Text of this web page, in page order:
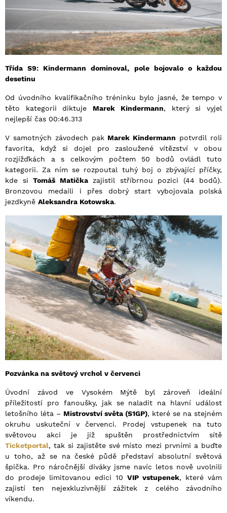
Třída S9: Kindermann dominoval, pole bojovalo o každou
desetinu
Od úvodního kvalifikačního tréninku bylo jasné, že tempo v
těto kategorii diktuje Marek Kindermann, který si vyjel
nejlepší čas 00:46.313
V samotných závodech pak Marek Kindermann potvrdil roli
favorita, když si dojel pro zasloužené vítězství v obou
rozjížďkách a s celkovým počtem 50 bodů ovládl tuto
kategorii. Za ním se rozpoutal tuhý boj o zbývající příčky,
kde si Tomáš Matičkazajistil stříbrnou pozici (44 bodů).
Bronzovou medaili i přes dobrý start vybojovala polská
jezdkyně Aleksandra Kotowska.
Pozvánka na světový vrchol v červenci
Úvodní závod ve Vysokém Mýtě byl zároveň ideální
příležitostí pro fanoušky, jak se naladit na hlavní událost
letošního léta – Mistrovství světa (S1GP), které se na stejném
okruhu uskuteční v červenci. Prodej vstupenek na tuto
světovou akci je již spuštěn prostřednictvím sítě
Ticketportal, tak si zajistěte své místo mezi prvními a buďte
u toho, až se na české půdě představí absolutní světová
špička. Pro náročnější diváky jsme navíc letos nově uvolnili
do prodeje limitovanou edici 10 VIP vstupenek, které vám
zajistí ten nejexkluzivnější zážitek z celého závodního
víkendu.